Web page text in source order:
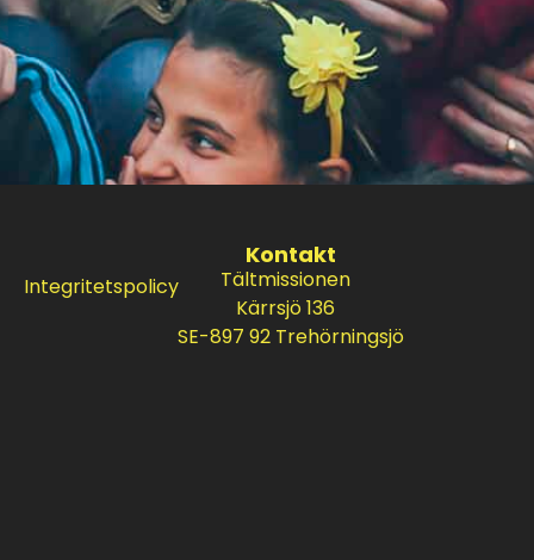
Integritetspolicy
Kontakt
Tältmissionen
Kärrsjö 136
SE-897 92 Trehörningsjö